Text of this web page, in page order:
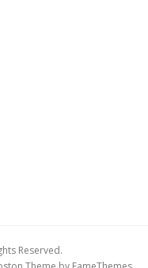
Reserved.